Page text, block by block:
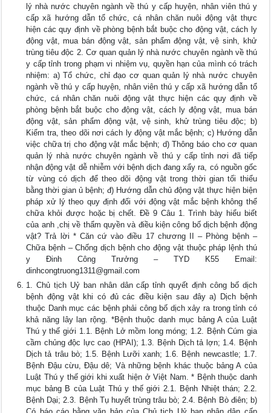
lý nhà nước chuyên ngành về thú y cấp huyện, nhân viên thú y
cấp xã hướng dẫn tổ chức, cá nhân chăn nuôi động vật thực
hiện các quy định về phòng bệnh bắt buộc cho động vật, cách ly
động vật, mua bán động vật, sản phẩm động vật, vệ sinh, khử
trùng tiêu độc 2. Cơ quan quản lý nhà nước chuyên ngành về thú
y cấp tỉnh trong phạm vi nhiệm vụ, quyền hạn của mình có trách
nhiệm: a) Tổ chức, chỉ đạo cơ quan quản lý nhà nước chuyên
ngành về thú y cấp huyện, nhân viên thú y cấp xã hướng dẫn tổ
chức, cá nhân chăn nuôi động vật thực hiện các quy định về
phòng bệnh bắt buộc cho động vật, cách ly động vật, mua bán
động vật, sản phẩm động vật, vệ sinh, khử trùng tiêu độc; b)
Kiểm tra, theo dõi nơi cách ly động vật mắc bệnh; c) Hướng dẫn
việc chữa trị cho động vật mắc bệnh; d) Thông báo cho cơ quan
quản lý nhà nước chuyên ngành về thú y cấp tỉnh nơi đã tiếp
nhận động vật dễ nhiễm với bệnh dịch đang xẩy ra, có nguồn gốc
từ vùng có dịch để theo dõi động vật trong thời gian tối thiểu
bằng thời gian ủ bệnh; đ) Hướng dẫn chủ động vật thực hiện biện
pháp xử lý theo quy định đối với động vật mắc bệnh không thể
chữa khỏi được hoặc bị chết. Đề 9 Câu 1. Trình bày hiểu biết
của anh ,chị về thẩm quyền và điều kiện công bố dịch bệnh động
vật? Trả lời * Căn cứ vào điều 17 chương II – Phòng bệnh –
Chữa bệnh – Chống dịch bệnh cho động vật thuộc pháp lệnh thú
y Đinh Công Trưởng – TYD K55 Email:
dinhcongtruong1311@gmail.com
1. Chủ tịch Uỷ ban nhân dân cấp tỉnh quyết định công bố dịch
bệnh động vật khi có đủ các điều kiện sau đây a) Dịch bệnh
thuộc Danh mục các bệnh phải công bố dịch xảy ra trong tỉnh có
khả năng lây lan rộng. *Bệnh thuộc danh mục bảng A của Luật
Thú y thế giới 1.1. Bệnh Lở mồm long móng; 1.2. Bệnh Cúm gia
cầm chủng độc lực cao (HPAI); 1.3. Bệnh Dịch tả lợn; 1.4. Bệnh
Dịch tả trâu bò; 1.5. Bệnh Lưỡi xanh; 1.6. Bệnh newcastle; 1.7.
Bệnh Đậu cừu, Đậu dê; Và những bệnh khác thuộc bảng A của
Luật Thú y thế giới khi xuất hiện ở Việt Nam. * Bệnh thuộc danh
mục bảng B của Luật Thú y thế giới 2.1. Bệnh Nhiệt thán; 2.2.
Bệnh Dại; 2.3. Bệnh Tụ huyết trùng trâu bò; 2.4. Bệnh Bò điên; b)